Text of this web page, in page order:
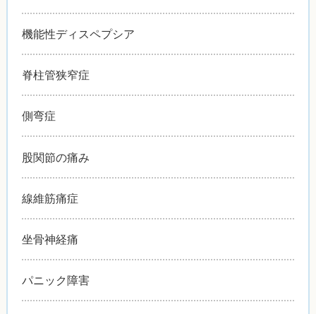
機能性ディスペプシア
脊柱管狭窄症
側弯症
股関節の痛み
線維筋痛症
坐骨神経痛
パニック障害